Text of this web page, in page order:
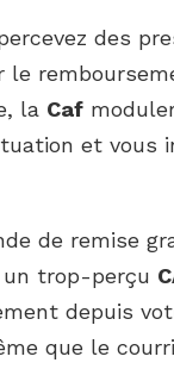
des
la Caf
et vous
de remise
trop-perçu
depuis
que le